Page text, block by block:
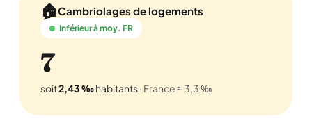
🏠Cambriolages de logements
Inférieur à moy. FR
7
soit2,43 ‰habitants· France ≈ 3,3 ‰